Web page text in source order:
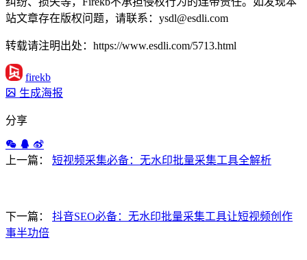
站文章存在版权问题，请联系：ysdl@esdli.com
转载请注明出处：https://www.esdli.com/5713.html
firekb
生成海报
分享
上一篇： 短视频采集必备：无水印批量采集工具全解析
下一篇：
抖音SEO必备：无水印批量采集工具让短视频创作
事半功倍